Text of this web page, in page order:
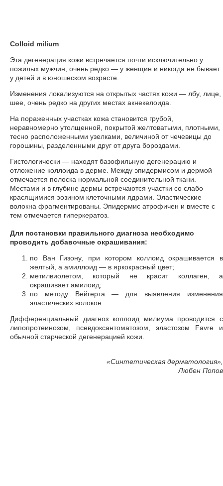
Colloid milium
Эта дегенерация кожи встречается почти исключительно у
пожилых мужчин, очень редко — у женщин и никогда не бывает
у детей и в юношеском возрасте.
Изменения локализуются на открытых частях кожи — лбу, лице,
шее, очень редко на других местах акнекелоида.
На пораженных участках кожа становится грубой,
неравномерно утолщенной, покрытой желтоватыми, плотными,
тесно расположенными узелками, величиной от чечевицы до
горошины, разделенными друг от друга бороздами.
Гистологически — находят базофильную дегенерацию и
отложение коллоида в дерме. Между эпидермисом и дермой
отмечается полоска нормальной соединительной ткани.
Местами и в глубине дермы встречаются участки со слабо
красящимися эозином клеточными ядрами. Эластические
волокна фрагментированы. Эпидермис атрофичен и вместе с
тем отмечается гиперкератоз.
Для постановки правильного диагноза необходимо
проводить добавочные окрашивания:
по Ван Гизону, при котором коллоид окрашивается в
желтый, а амиллоид — в яркокрасный цвет;
метилвиолетом, который не красит коллаген, а
окрашивает амилоид;
по методу Вейгерта — для выявления изменения
эластических волокон.
Дифференциальный диагноз коллоид милиума проводится с
липопротеинозом, псевдоксантоматозом, эластозом Favre и
обычной старческой дегенерацией кожи.
«Синтетическая дерматология»,
Любен Попов